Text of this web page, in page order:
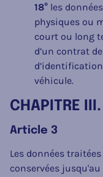
18° les
physiques ou
court ou long
d’un contrat
véhicule.
CHAPITRE
Article 3
Les données
conservées